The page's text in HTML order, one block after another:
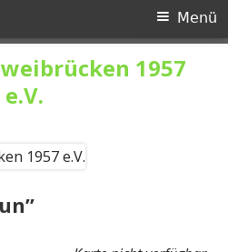
1957
e.V.
Menü